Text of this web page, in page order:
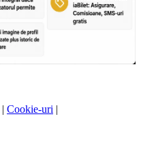
| Cookie-uri |